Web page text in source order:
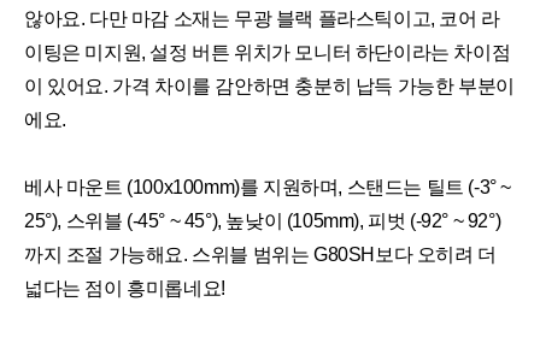
않아요. 다만 마감 소재는 무광 블랙 플라스틱이고, 코어 라
이팅은 미지원, 설정 버튼 위치가 모니터 하단이라는 차이점
이 있어요. 가격 차이를 감안하면 충분히 납득 가능한 부분이
에요.
베사 마운트 (100x100mm)를 지원하며, 스탠드는 틸트 (-3° ~
25°), 스위블 (-45° ~ 45°), 높낮이 (105mm), 피벗 (-92° ~ 92°)
까지 조절 가능해요. 스위블 범위는 G80SH보다 오히려 더
넓다는 점이 흥미롭네요!